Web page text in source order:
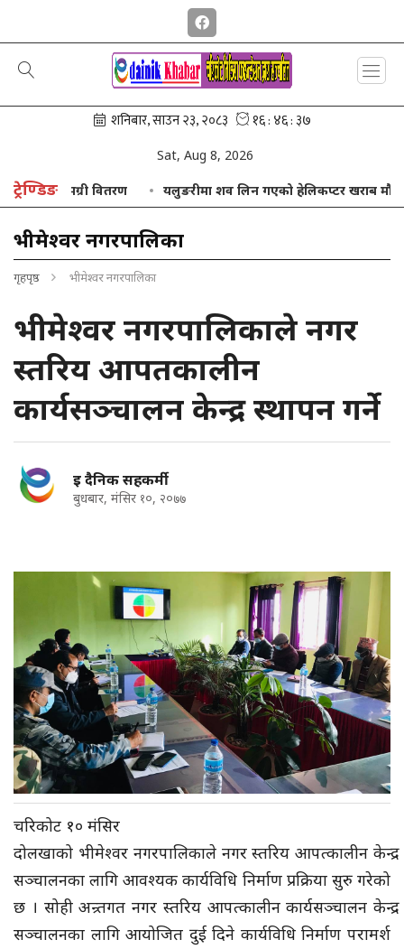
Sat, Aug 8, 2026
ट्रेण्डिङ
सामग्री वितरण यलुङरीमा शव लिन गएको हेलिकप्टर खराब मौसमका
भीमेश्वर नगरपालिका
गृहपृष्ठ भीमेश्वर नगरपालिका
भीमेश्वर नगरपालिकाले नगर
स्तरिय आपतकालीन
कार्यसञ्चालन केन्द्र स्थापन गर्ने
इ दैनिक सहकर्मी
बुधबार, मंसिर १०, २०७७
चरिकोट १० मंसिर
दोलखाको भीमेश्वर नगरपालिकाले नगर स्तरिय आपत्कालीन केन्द्र
सञ्चालनका लागि आवश्यक कार्यविधि निर्माण प्रक्रिया सुरु गरेको
छ । सोही अन्र्तगत नगर स्तरिय आपत्कालीन कार्यसञ्चालन केन्द्र
सञ्चालनका लागि आयोजित दुई दिने कार्यविधि निर्माण परामर्श